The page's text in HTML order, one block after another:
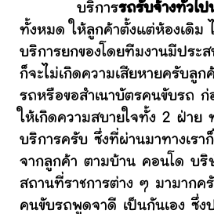
บริการรถรับจ้างทั่วไ
ทั้งหมด ให้ลูกค้าตั้งแต่ห้องเดิม
บริการยกของโดยทีมงานมีประ
ก็จะไม่เกิดความเสียหายครับลูก
รถหรือขอสำเนาบัตรคนขับรถ ก่
ให้เกิดความสบายใจทั้ง 2 ฝ่าย
บริการครับ ซึ่งที่ผ่านมาทางเรา
จากลูกค้า ตามบ้าน คอนโด บริ
สถานที่ราชการต่าง ๆ มามากค
คนขับรถพูดจาดี เป็นกันเอง ซึ่ง